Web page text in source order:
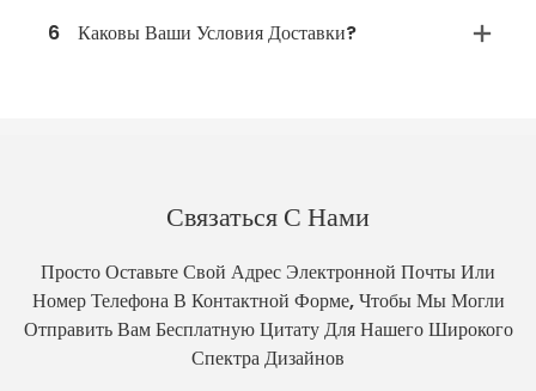
6 Каковы Ваши Условия Доставки?
Связаться С Нами
Просто Оставьте Свой Адрес Электронной Почты Или
Номер Телефона В Контактной Форме, Чтобы Мы Могли
Отправить Вам Бесплатную Цитату Для Нашего Широкого
Спектра Дизайнов